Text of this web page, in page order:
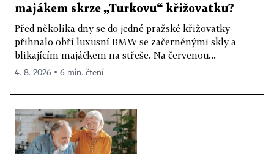
majákem skrze „Turkovu“ křižovatku?
Před několika dny se do jedné pražské křižovatky
přihnalo obří luxusní BMW se začerněnými skly a
blikajícím majáčkem na střeše. Na červenou...
4. 8. 2026 ▪ 6 min. čtení